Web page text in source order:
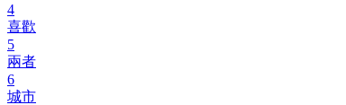
4
喜歡
5
兩者
6
城市